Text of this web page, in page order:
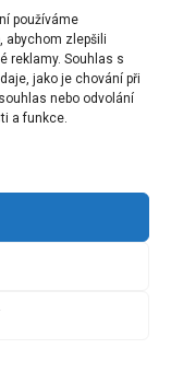
používáme
abychom zlepšili
reklamy. Souhlas s
jako je chování při
nebo odvolání
a funkce.